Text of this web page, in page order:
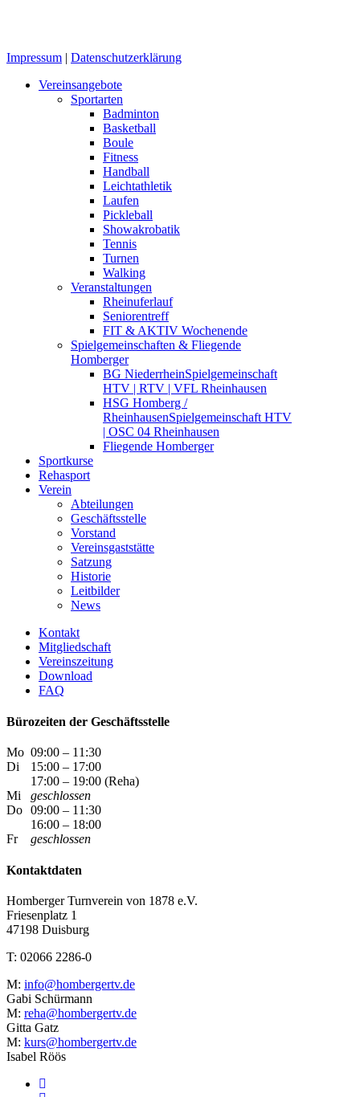
Impressum | Datenschutzerklärung
Close
Vereinsangebote
Sportarten
Badminton
Basketball
Boule
Fitness
Handball
Leichtathletik
Laufen
Pickleball
Showakrobatik
Tennis
Turnen
Walking
Veranstaltungen
Rheinuferlauf
Seniorentreff
FIT & AKTIV Wochenende
Spielgemeinschaften & Fliegende
Homberger
BG NiederrheinSpielgemeinschaft
HTV | RTV | VFL Rheinhausen
HSG Homberg /
RheinhausenSpielgemeinschaft HTV
| OSC 04 Rheinhausen
Fliegende Homberger
Sportkurse
Rehasport
Verein
Abteilungen
Geschäftsstelle
Vorstand
Vereinsgaststätte
Satzung
Historie
Leitbilder
News
Kontakt
Mitgliedschaft
Vereinszeitung
Download
FAQ
Bürozeiten der Geschäftsstelle
Mo 09:00 – 11:30
Di
15:00 – 17:00
17:00 – 19:00 (Reha)
Mi
geschlossen
Do 09:00 – 11:30
16:00 – 18:00
Fr
geschlossen
Kontaktdaten
Homberger Turnverein von 1878 e.V.
Friesenplatz 1
47198 Duisburg
T: 02066 2286-0
M: info@hombergertv.de
Gabi Schürmann
M: reha@hombergertv.de
Gitta Gatz
M: kurs@hombergertv.de
Isabel Röös